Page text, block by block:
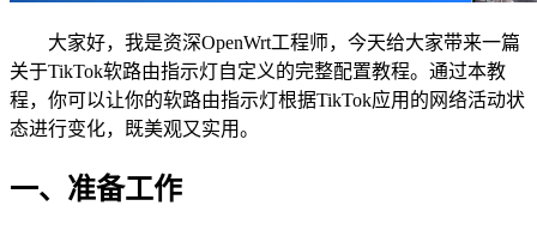
大家好，我是资深OpenWrt工程师，今天给大家带来一篇
关于TikTok软路由指示灯自定义的完整配置教程。通过本教
程，你可以让你的软路由指示灯根据TikTok应用的网络活动状
态进行变化，既美观又实用。
一、准备工作